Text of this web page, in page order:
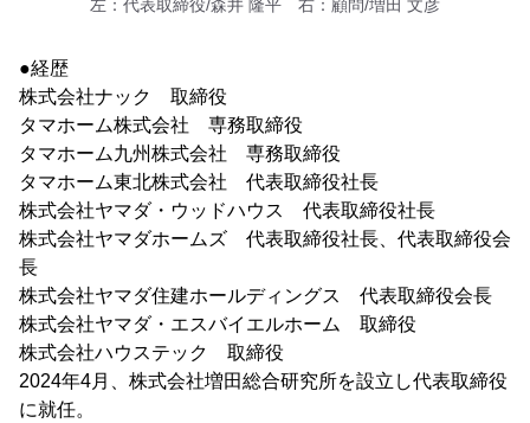
左：代表取締役/森井 隆平 右：顧問/増田 文彦
●経歴
株式会社ナック 取締役
タマホーム株式会社 専務取締役
タマホーム九州株式会社 専務取締役
タマホーム東北株式会社 代表取締役社長
株式会社ヤマダ・ウッドハウス 代表取締役社長
株式会社ヤマダホームズ 代表取締役社長、代表取締役会
長
株式会社ヤマダ住建ホールディングス 代表取締役会長
株式会社ヤマダ・エスバイエルホーム 取締役
株式会社ハウステック 取締役
2024年4月、株式会社増田総合研究所を設立し代表取締役
に就任。